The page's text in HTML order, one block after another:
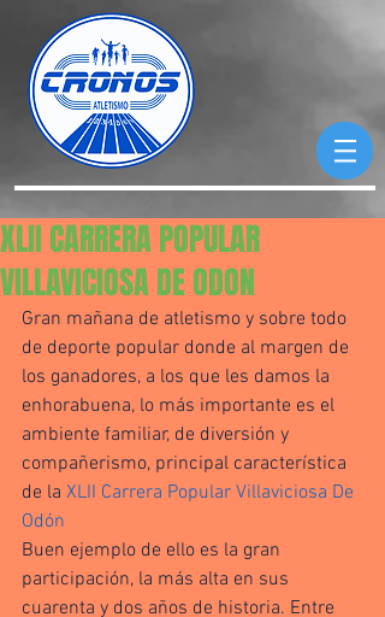
XLII CARRERA POPULAR
VILLAVICIOSA DE ODON
Gran mañana de atletismo y sobre todo
de deporte popular donde al margen de
los ganadores, a los que les damos la
enhorabuena, lo más importante es el
ambiente familiar, de diversión y
compañerismo, principal característica
de la XLII Carrera Popular Villaviciosa De
Odón
Buen ejemplo de ello es la gran
participación, la más alta en sus
cuarenta y dos años de historia. Entre